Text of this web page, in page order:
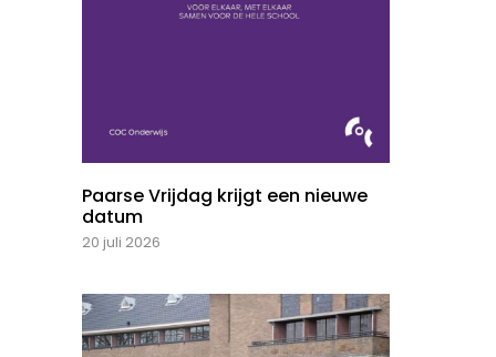
Paarse Vrijdag krijgt een nieuwe
datum
20 juli 2026